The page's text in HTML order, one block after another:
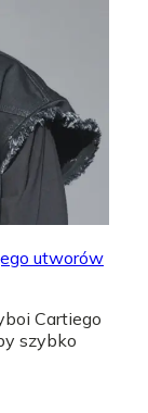
utworów
Cartiego
szybko